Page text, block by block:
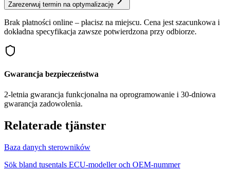
Zarezerwuj termin na optymalizację
Brak płatności online – płacisz na miejscu. Cena jest szacunkowa i
dokładna specyfikacja zawsze potwierdzona przy odbiorze.
Gwarancja bezpieczeństwa
2-letnia gwarancja funkcjonalna na oprogramowanie i 30-dniowa
gwarancja zadowolenia.
Relaterade tjänster
Baza danych sterowników
Sök bland tusentals ECU-modeller och OEM-nummer